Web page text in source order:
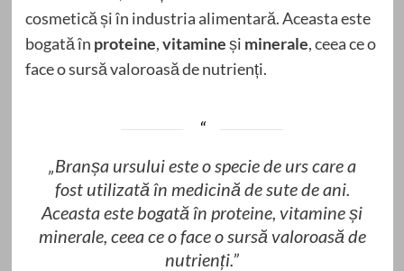
cosmetică și în industria alimentară. Aceasta este
bogată în proteine,vitamineși minerale, ceea ce o
face o sursă valoroasă de nutrienți.
„Branșa ursului este o specie de urs care a
fost utilizată în medicină de sute de ani.
Aceasta este bogată în proteine, vitamine și
minerale, ceea ce o face o sursă valoroasă de
nutrienți.”